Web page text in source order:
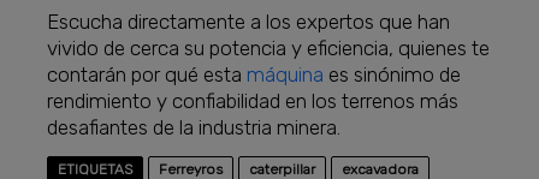
Escucha directamente a los expertos que han
vivido de cerca su potencia y eficiencia, quienes te
contarán por qué esta máquina es sinónimo de
rendimiento y confiabilidad en los terrenos más
desafiantes de la industria minera.
ETIQUETAS Ferreyros caterpillar
excavadora